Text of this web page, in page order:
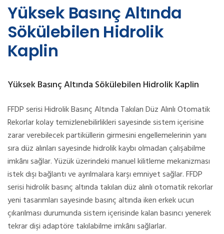
Yüksek Basınç Altında
Sökülebilen Hidrolik
Kaplin
Yüksek Basınç Altında Sökülebilen Hidrolik Kaplin
FFDP serisi Hidrolik Basınç Altında Takılan Düz Alınlı Otomatik
Rekorlar kolay temizlenebilirlikleri sayesinde sistem içerisine
zarar verebilecek partiküllerin girmesini engellemelerinin yanı
sıra düz alınları sayesinde hidrolik kaybı olmadan çalışabilme
imkânı sağlar. Yüzük üzerindeki manuel kilitleme mekanizması
istek dışı bağlantı ve ayrılmalara karşı emniyet sağlar. FFDP
serisi hidrolik basınç altında takılan düz alınlı otomatik rekorlar
yeni tasarımları sayesinde basınç altında iken erkek ucun
çıkarılması durumunda sistem içerisinde kalan basıncı yenerek
tekrar dişi adaptöre takılabilme imkânı sağlarlar.